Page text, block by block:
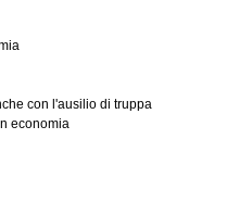
con l'ausilio di truppa
economia